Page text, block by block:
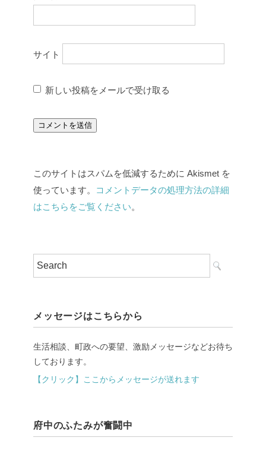
サイト
新しい投稿をメールで受け取る
このサイトはスパムを低減するために Akismet を
使っています。
コメントデータの処理方法の詳細
はこちらをご覧ください。
メッセージはこちらから
生活相談、町政への要望、激励メッセージなどお待ち
しております。
【クリック】ここからメッセージが送れます
府中のふたみが奮闘中